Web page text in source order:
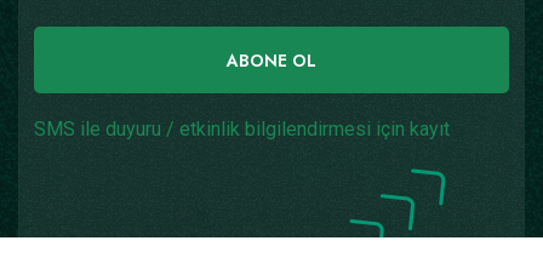
ABONE OL
SMS ile duyuru / etkinlik bilgilendirmesi için kayıt